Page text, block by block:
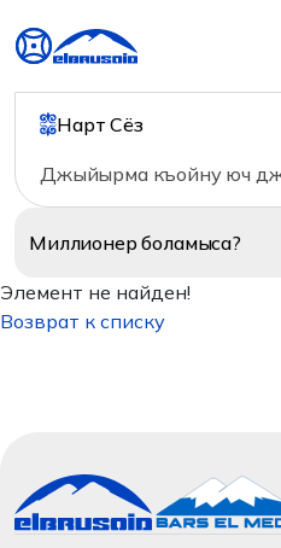
Нарт Сёз
Джыйырма къойну юч
Миллионерболамыса?
Элемент не найден!
Возврат к списку